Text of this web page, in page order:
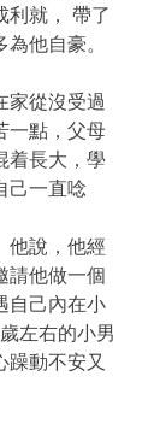
利就， 帶了
他自豪。
家從沒受過
一點，父母
着長大，學
己一直唸
他說，他經
請他做一個
自己內在小
左右的小男
躁動不安又